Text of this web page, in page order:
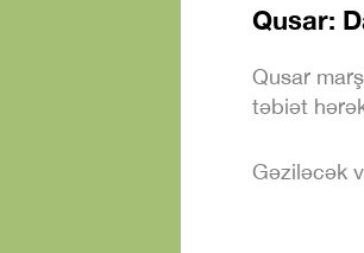
Qusar:
Qusar
təbiət
Gəziləcək